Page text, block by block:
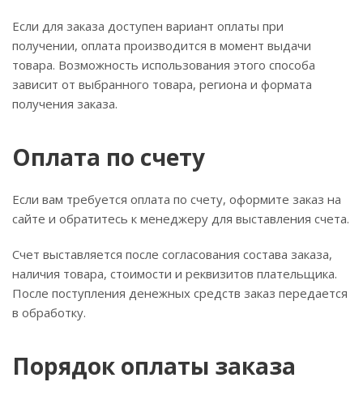
Если для заказа доступен вариант оплаты при
получении, оплата производится в момент выдачи
товара. Возможность использования этого способа
зависит от выбранного товара, региона и формата
получения заказа.
Оплата по счету
Если вам требуется оплата по счету, оформите заказ на
сайте и обратитесь к менеджеру для выставления счета.
Счет выставляется после согласования состава заказа,
наличия товара, стоимости и реквизитов плательщика.
После поступления денежных средств заказ передается
в обработку.
Порядок оплаты заказа